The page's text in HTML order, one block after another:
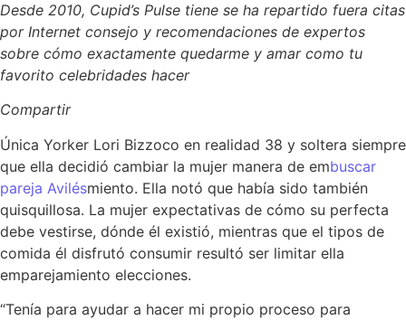
Desde 2010, Cupid’s Pulse tiene se ha repartido fuera citas
por Internet consejo y recomendaciones de expertos
sobre cómo exactamente quedarme y amar como tu
favorito celebridades hacer
Compartir
Única Yorker Lori Bizzoco en realidad 38 y soltera siempre
que ella decidió cambiar la mujer manera de embuscar
pareja Avilésmiento. Ella notó que había sido también
quisquillosa. La mujer expectativas de cómo su perfecta
debe vestirse, dónde él existió, mientras que el tipos de
comida él disfrutó consumir resultó ser limitar ​​ella
emparejamiento elecciones.
“Tenía para ayudar a hacer mi propio proceso para